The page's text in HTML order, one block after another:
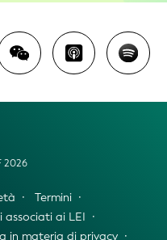
2026
Termini
associati ai LEI
in materia di privacy